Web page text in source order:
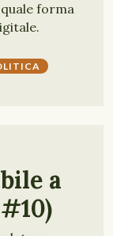
forma
a